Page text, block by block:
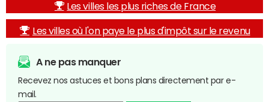
Les villes les plus riches de France
Les villes où l'on paye le plus d'impôt sur le revenu
A ne pas manquer
Recevez nos astuces et bons plans directement par e-
mail.